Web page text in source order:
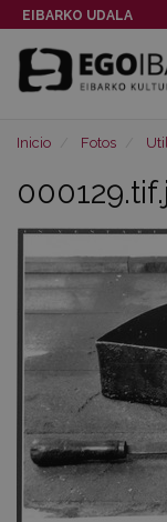
EIBARKO UDALA
Inicio Fotos